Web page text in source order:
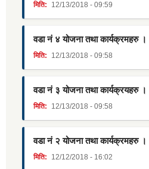
मिति: 12/13/2018 - 09:59
वडा नं ४ योजना तथा कार्यक्रमहरु ।
मिति: 12/13/2018 - 09:58
वडा नं ३ योजना तथा कार्यक्रयहरु ।
मिति: 12/13/2018 - 09:58
वडा नं २ योजना तथा कार्यक्रमहरु ।
मिति: 12/12/2018 - 16:02